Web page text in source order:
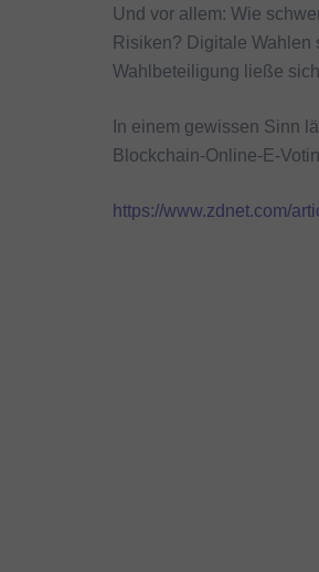
Und vor allem: Wie
Risiken? Digitale Wahlen
Wahlbeteiligung ließe
In einem gewissen Sinn
Blockchain-Online-E-
https://www.zdnet.com/